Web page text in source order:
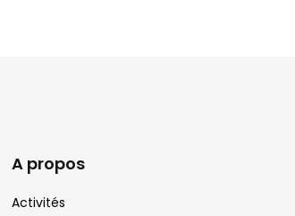
A propos
Activités